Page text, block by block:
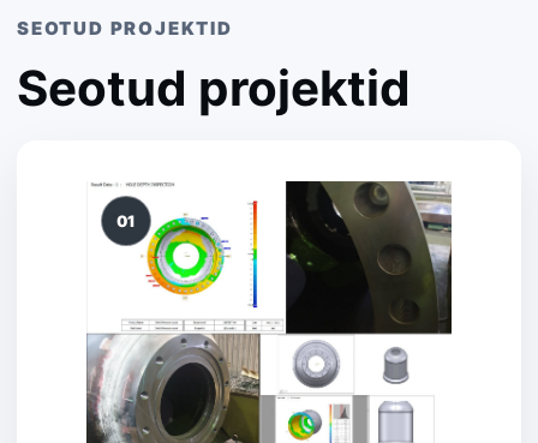
SEOTUD PROJEKTID
Seotud projektid
01